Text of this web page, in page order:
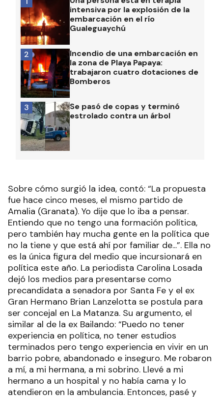
intensiva por la explosión de la
embarcación en el río
Gualeguaychú
Incendio de una embarcación en
la zona de Playa Papaya:
trabajaron cuatro dotaciones de
Bomberos
2
Se pasó de copas y terminó
estrolado contra un árbol
3
Sobre cómo surgió la idea, contó: “La propuesta
fue hace cinco meses, el mismo partido de
Amalia (Granata). Yo dije que lo iba a pensar.
Entiendo que no tengo una formación política,
pero también hay mucha gente en la política que
no la tiene y que está ahí por familiar de...”. Ella no
es la única figura del medio que incursionará en
política este año. La periodista Carolina Losada
dejó los medios para presentarse como
precandidata a senadora por Santa Fe y el ex
Gran Hermano Brian Lanzelotta se postula para
ser concejal en La Matanza. Su argumento, el
similar al de la ex Bailando: “Puedo no tener
experiencia en política, no tener estudios
terminados pero tengo experiencia en vivir en un
barrio pobre, abandonado e inseguro. Me robaron
a mí, a mi hermana, a mi sobrino. Llevé a mi
hermano a un hospital y no había cama y lo
atendieron en la ambulancia. Entonces, pasé y